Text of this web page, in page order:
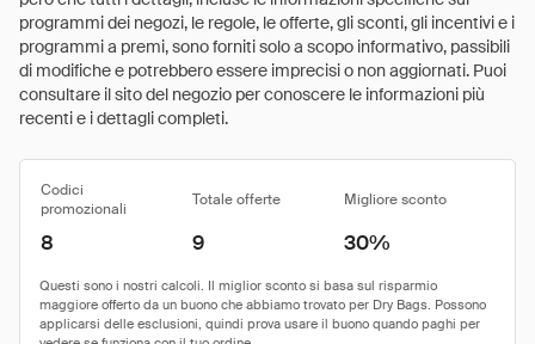
programmi dei negozi, le regole, le offerte, gli sconti, gli incentivi e i
programmi a premi, sono forniti solo a scopo informativo, passibili
di modifiche e potrebbero essere imprecisi o non aggiornati. Puoi
consultare il sito del negozio per conoscere le informazioni più
recenti e i dettagli completi.
Codici
promozionali
Totale offerte Migliore sconto
8 9 30%